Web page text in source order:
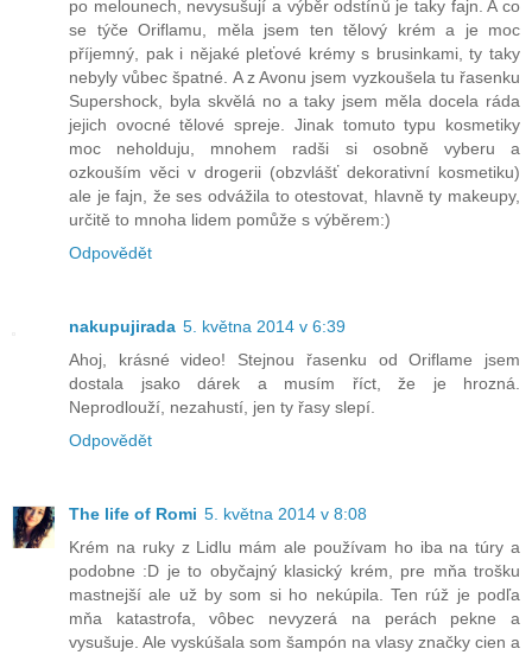
po melounech, nevysušují a výběr odstínů je taky fajn. A co
se týče Oriflamu, měla jsem ten tělový krém a je moc
příjemný, pak i nějaké pleťové krémy s brusinkami, ty taky
nebyly vůbec špatné. A z Avonu jsem vyzkoušela tu řasenku
Supershock, byla skvělá no a taky jsem měla docela ráda
jejich ovocné tělové spreje. Jinak tomuto typu kosmetiky
moc neholduju, mnohem radši si osobně vyberu a
ozkouším věci v drogerii (obzvlášť dekorativní kosmetiku)
ale je fajn, že ses odvážila to otestovat, hlavně ty makeupy,
určitě to mnoha lidem pomůže s výběrem:)
Odpovědět
nakupujirada 5. května 2014 v 6:39
Ahoj, krásné video! Stejnou řasenku od Oriflame jsem
dostala jsako dárek a musím říct, že je hrozná.
Neprodlouží, nezahustí, jen ty řasy slepí.
Odpovědět
The life of Romi 5. května 2014 v 8:08
Krém na ruky z Lidlu mám ale používam ho iba na túry a
podobne :D je to obyčajný klasický krém, pre mňa trošku
mastnejší ale už by som si ho nekúpila. Ten rúž je podľa
mňa katastrofa, vôbec nevyzerá na perách pekne a
vysušuje. Ale vyskúšala som šampón na vlasy značky cien a